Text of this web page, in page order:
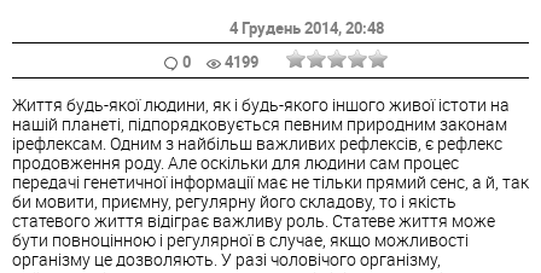
4 Грудень 2014, 20:48
0
4199
Життя будь-якої людини, як і будь-якого іншого живої істоти на
нашій планеті, підпорядковується певним природним законам
ірефлексам. Одним з найбільш важливих рефлексів, є рефлекс
продовження роду. Але оскільки для людини сам процес
передачі генетичної інформації має не тільки прямий сенс, а й, так
би мовити, приємну, регулярну його складову, то і якість
статевого життя відіграє важливу роль. Статеве життя може
бути повноцінною і регулярної в случае, якщо можливості
організму це дозволяють. У разі чоловічого організму,